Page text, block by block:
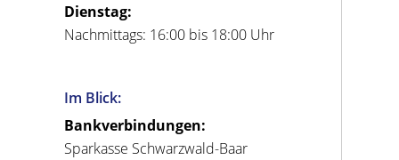
Dienstag:
Nachmittags: 16:00 bis 18:00 Uhr
Im Blick:
Bankverbindungen:
Sparkasse Schwarzwald-Baar